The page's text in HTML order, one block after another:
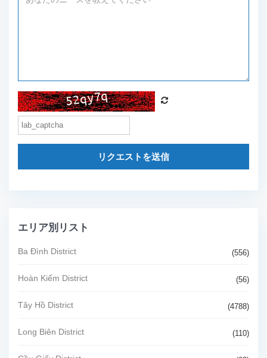
リクエストを送信
エリア別リスト
Ba Đình District (556)
Hoàn Kiếm District (56)
Tây Hồ District (4788)
Long Biên District (110)